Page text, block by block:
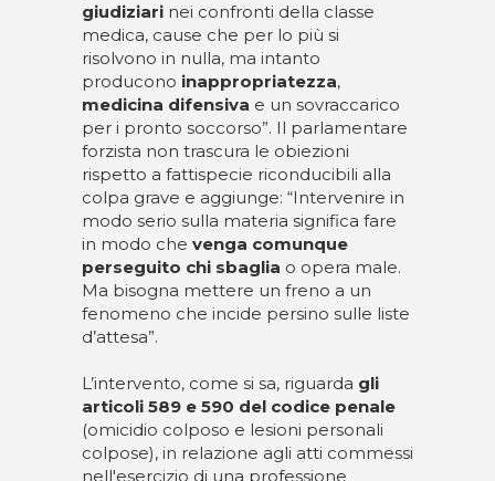
giudiziari nei confronti della classe
medica, cause che per lo più si
risolvono in nulla, ma intanto
producono inappropriatezza,
medicina difensiva e un sovraccarico
per i pronto soccorso”. Il parlamentare
forzista non trascura le obiezioni
rispetto a fattispecie riconducibili alla
colpa grave e aggiunge: “Intervenire in
modo serio sulla materia significa fare
in modo che venga comunque
perseguito chi sbaglia o opera male.
Ma bisogna mettere un freno a un
fenomeno che incide persino sulle liste
d’attesa”.
L’intervento, come si sa, riguarda gli
articoli 589 e 590 del codice penale
(omicidio colposo e lesioni personali
colpose), in relazione agli atti commessi
nell'esercizio di una professione